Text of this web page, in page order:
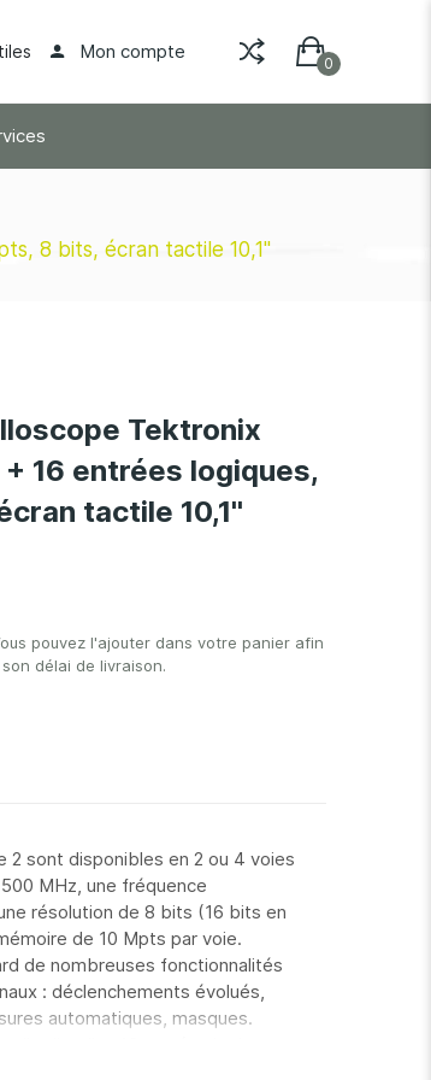
Mon compte
8 bits, écran tactile 10,1''
Tektronix
16 entrées logiques,
tactile 10,1''
pouvez l'ajouter dans votre panier afin
délai de livraison.
2 sont disponibles en 2 ou 4 voies
MHz, une fréquence
résolution de 8 bits (16 bits en
de 10 Mpts par voie.
de nombreuses fonctionnalités
: déclenchements évolués,
automatiques, masques.